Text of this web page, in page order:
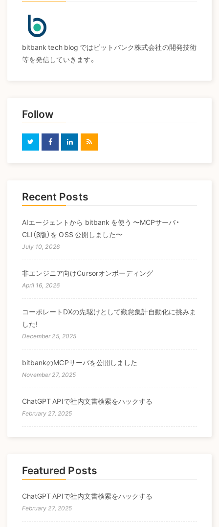
bitbank tech blog ではビットバンク株式会社の開発技術
等を発信していきます。
Follow
Recent Posts
AIエージェントから bitbank を使う 〜MCPサーバ・
CLI（β版）を OSS 公開しました〜
July 10, 2026
非エンジニア向けCursorオンボーディング
April 16, 2026
コーポレートDXの先駆けとして勤怠集計自動化に挑みま
した!
December 25, 2025
bitbankのMCPサーバを公開しました
November 27, 2025
ChatGPT APIで社内文書検索をハックする
February 27, 2025
Featured Posts
ChatGPT APIで社内文書検索をハックする
February 27, 2025